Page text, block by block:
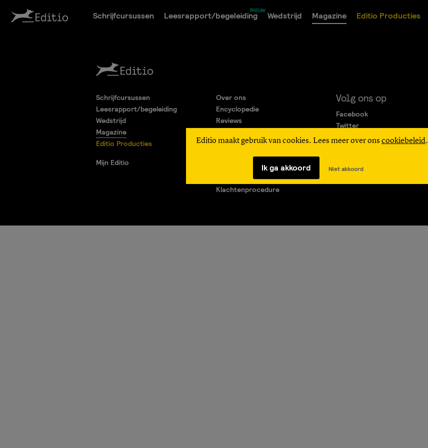
Schrijfcursussen Leesrapport/begeleiding Wedstrijd Magazine Editio Producties
Editio maakt gebruik van cookies. Lees meer over ons cookiebeleid.
Ik ga akkoord Niet akkoord
Schrijfcursussen
Leesrapport/begeleiding
Wedstrijd
Magazine
Editio Producties
Mijn Editio
Over ons
Encyclopedie
Reviews
Algemene Voorwaarden
Privacy Statement
Vragen & Contact
Klachtenprocedure
Volg ons op
Facebook
Twitter
Instagram